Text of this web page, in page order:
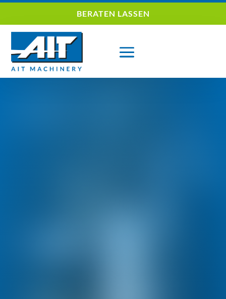
BERATEN LASSEN